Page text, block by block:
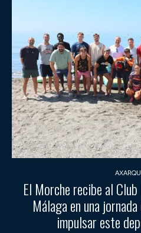
El Morche recibe al
Málaga en una
impulsar este